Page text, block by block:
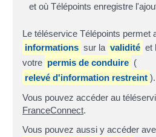
et où Télépoints enregistre
Le téléservice Télépoints permet
informations sur la validité et
votre permis de conduire (
relevé d'information restreint ).
Vous pouvez accéder au
FranceConnect.
Vous pouvez aussi y accéder